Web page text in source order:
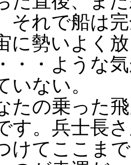
それで船は
に勢いよく
・・ような
いない。
たの乗った
す。兵士長
けてここま